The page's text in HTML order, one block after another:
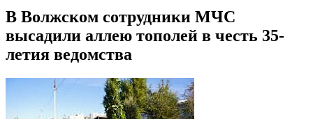
В Волжском сотрудники МЧС
высадили аллею тополей в честь 35-
летия ведомства